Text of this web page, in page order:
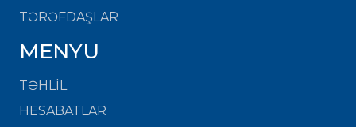
TƏRƏFDAŞLAR
MENYU
TƏHLİL
HESABATLAR